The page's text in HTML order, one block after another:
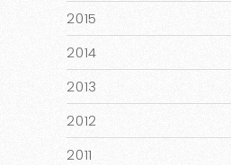
2015
2014
2013
2012
2011